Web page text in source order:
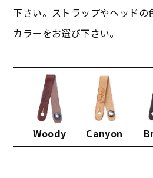
下さい。ストラップやヘッドの
カラーをお選び下さい。
Woody Canyon